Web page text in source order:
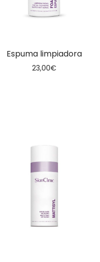
Espuma limpiadora
23,00€